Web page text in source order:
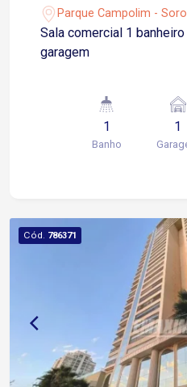
Parque Campolim -
Sala comercial 1
garagem
1
Banho
1
Cód. 786371